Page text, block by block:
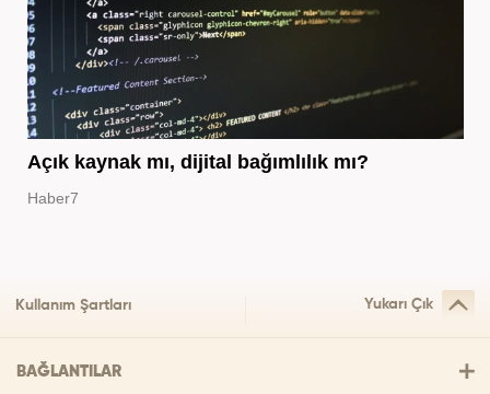
Açık kaynak mı, dijital bağımlılık mı?
Haber7
Kullanım Şartları Yukarı Çık
BAĞLANTILAR